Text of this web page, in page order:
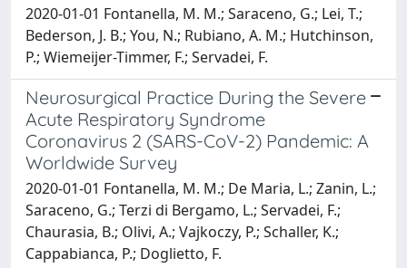
2020-01-01 Fontanella, M. M.; Saraceno, G.; Lei, T.;
Bederson, J. B.; You, N.; Rubiano, A. M.; Hutchinson,
P.; Wiemeijer-Timmer, F.; Servadei, F.
Neurosurgical Practice During the Severe
Acute Respiratory Syndrome
Coronavirus 2 (SARS-CoV-2) Pandemic: A
Worldwide Survey
2020-01-01 Fontanella, M. M.; De Maria, L.; Zanin, L.;
Saraceno, G.; Terzi di Bergamo, L.; Servadei, F.;
Chaurasia, B.; Olivi, A.; Vajkoczy, P.; Schaller, K.;
Cappabianca, P.; Doglietto, F.